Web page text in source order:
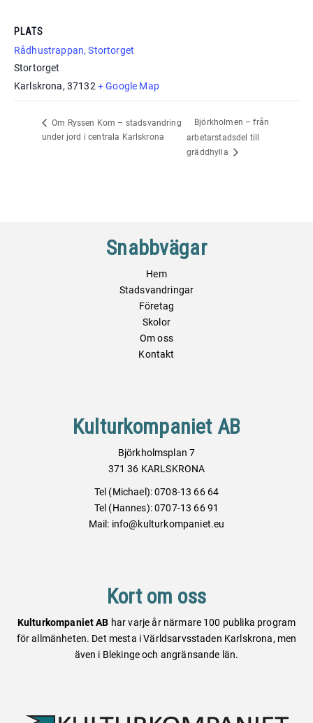
PLATS
Rådhustrappan, Stortorget
Stortorget
Karlskrona, 37132 + Google Map
Om Ryssen Kom – stadsvandring
under jord i centrala Karlskrona
Björkholmen – från
arbetarstadsdel till
gräddhylla
Snabbvägar
Hem
Stadsvandringar
Företag
Skolor
Om oss
Kontakt
Kulturkompaniet AB
Björkholmsplan 7
371 36 KARLSKRONA
Tel (Michael): 0708-13 66 64
Tel (Hannes): 0707-13 66 91
Mail: info@kulturkompaniet.eu
Kort om oss
Kulturkompaniet AB har varje år närmare 100 publika program
för allmänheten. Det mesta i Världsarvsstaden Karlskrona, men
även i Blekinge och angränsande län.